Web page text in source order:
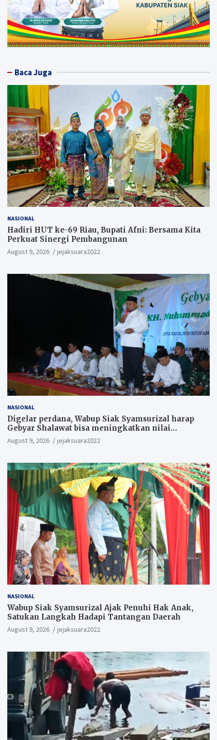
Baca Juga
NASIONAL
Hadiri HUT ke-69 Riau, Bupati Afni: Bersama Kita
Perkuat Sinergi Pembangunan
August 9, 2026 jejaksuara2022
NASIONAL
Digelar perdana, Wabup Siak Syamsurizal harap
Gebyar Shalawat bisa meningkatkan nilai
keagamaan ditengah-tengah masyarakat.
August 9, 2026 jejaksuara2022
NASIONAL
Wabup Siak Syamsurizal Ajak Penuhi Hak Anak,
Satukan Langkah Hadapi Tantangan Daerah
August 9, 2026 jejaksuara2022